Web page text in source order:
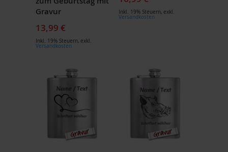
Gravur
13,99 €
Inkl. 19% Steuern, exkl.
Versandkosten
Inkl. 19% Steuern, exkl.
Versandkosten